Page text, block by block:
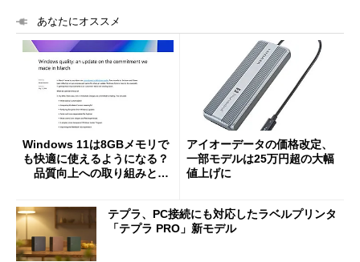
あなたにオススメ
Windows 11は8GBメモリで
も快適に使えるようになる？
品質向上への取り組みと
アイオーデータの価格改定、
一部モデルは25万円超の大幅
値上げに
テプラ、PC接続にも対応したラベルプリンタ
「テプラ PRO」新モデル